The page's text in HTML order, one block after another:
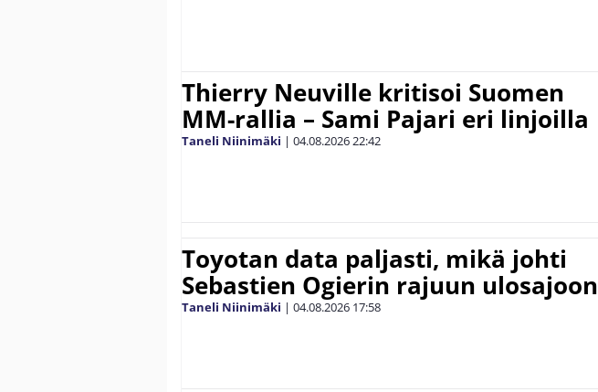
Thierry Neuville kritisoi Suomen
MM-rallia – Sami Pajari eri linjoilla
Taneli Niinimäki | 04.08.202622:42
Toyotan data paljasti, mikä johti
Sebastien Ogierin rajuun ulosajoon
Taneli Niinimäki | 04.08.2026 17:58